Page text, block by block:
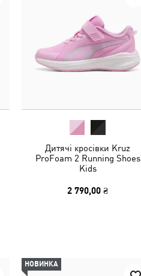
Дитячі кросівки Kruz
ProFoam 2 Running Shoes
Kids
2 790,00 ₴
НОВИНКА